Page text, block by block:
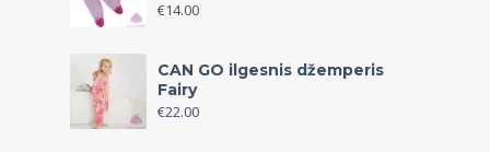
€14.00
CAN GO ilgesnis džemperis
Fairy
€22.00